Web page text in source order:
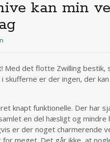
kan min
Med det flotte Zwilling bestik,
skufferne er der ingen, der
knapt funktionelle. Der har
en del hæsligt og
er der noget charmerende
meget. Det går ikke, at